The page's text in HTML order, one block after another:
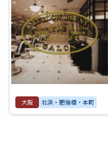
大阪 北浜・肥後橋・本町